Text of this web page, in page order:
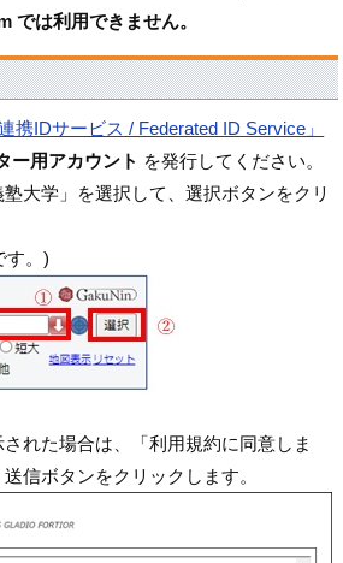
では利用できません。
携IDサービス / Federated ID Service」
ー用アカウント を発行してください。
大学」を選択して、選択ボタンをクリ
す。)
れた場合は、「利用規約に同意しま
信ボタンをクリックします。